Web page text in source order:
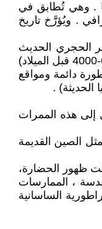
. وهي تُطابق في
. ويُؤرَّخ تاريخ
خلال العصر الحجري الحديث
حوالي 7000 قبل الميلاد،؛ إلا أن تاريخ المنطقة بدأ في العصر النحاسي ( حوالي 5900-3200 قبل الميلاد) في بلاد الرافدين وذلك في فترة العُبيد تحديداً (حوالي 6500-4000 قبل الميلاد)
هناك مستوطنات متطورة دائمة ومواقع
إلى هذه الممرات
الصين القديمة
ظهور الحضارة،
، الممارسات
الساسانية